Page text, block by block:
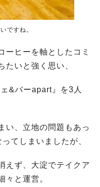
ですね。
ーヒーを軸としたコミ
たいと強く思い、
&バーapart』を3人
い、立地の問題もあっ
てしまいましたが、
えず、大淀でテイクア
々と運営。